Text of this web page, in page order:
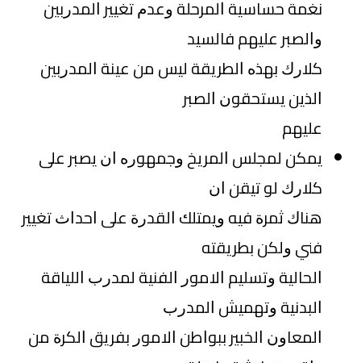
ﻧﻐﻤﺔ ﺣﺴﺎﺳﻴﺔ ﺍﻟﻤﺮﺣﻠﺔ ﻭﻋﺪﻡ ﺗﻐﻴﻴﺮ ﺍﻟﻤﺪﺭﺑﻴﻦ
ﻭﺍﻟﺼﺒﺮ ﻋﻠﻴﻬﻢ ﻓﺎﻟﺴﻴﺪ
ﻛﻼﺭﻙ ﺑﻬﺬﻩ ﺍﻟﻄﺮﻳﻘﺔ ﻟﻴﺲ ﻣﻦ ﻋﻴﻨﺔ ﺍﻟﻤﺪﺭﺑﻴﻦ
ﺍﻟﺬﻳﻦ ﻳﺴﺘﺤﻘﻮﻥ ﺍﻟﺼﺒﺮ
ﻋﻠﻴﻬﻢ
ﻳﻤﻜﻦ ﻟﻤﺠﻠﺲ ﺍﻟﻤﺮﻳﺦ ﻭﺟﻤﻬﻮﺭﻩ ﺍﻥ ﻳﺼﺒﺮ ﻋﻠﻰ
ﻛﻼﺭﻙ ﻟﻮ ﺗﻴﻘﻦ ﺍﻥ
ﻫﻨﺎﻙ ﺛﻤﺮﺓ ﻓﻴﻪ ﻭﻳﻤﺘﻠﻚ ﺍﻟﻘﺪﺭﺓ ﻋﻠﻰ ﺍﺣﺪﺍﺙ ﺗﻐﻴﻴﺮ
ﻓﻨﻲ ﻭﻟﻜﻦ ﺑﻄﺮﻳﻘﺘﻪ
ﺍﻟﺤﺎﻟﻴﺔ ﻭﺗﺴﻠﻴﻢ ﺍﻻﻣﻮﺭ ﺍﻟﻔﻨﻴﺔ ﻟﻤﺪﺭﺏ ﺍﻟﻠﻴﺎﻗﺔ
ﺍﻟﺒﺪﻧﻴﺔ ﻭﺗﻬﻤﻴﺶ ﺍﻟﻤﺪﺭﺏ
ﺍﻟﻤﻌﺎﻭﻥ ﺍﻟﺨﺒﻴﺮ ﺑﺒﻮﺍﻃﻦ ﺍﻻﻣﻮﺭ ﺑﻔﺮﻳﻖ ﺍﻟﻜﺮﺓ ﻣﻦ